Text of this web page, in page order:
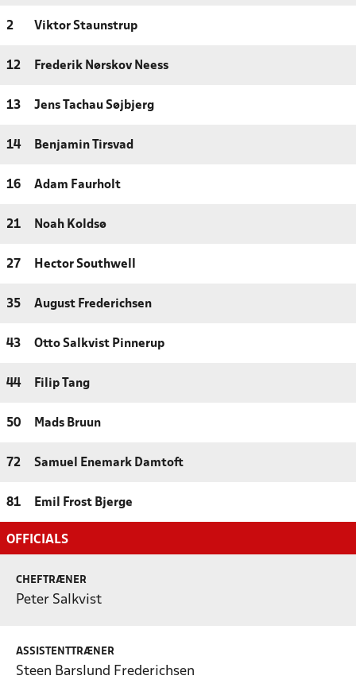
2 Viktor Staunstrup
12 Frederik Nørskov Neess
13 Jens Tachau Søjbjerg
14 Benjamin Tirsvad
16 Adam Faurholt
21 Noah Koldsø
27 Hector Southwell
35 August Frederichsen
43 Otto Salkvist Pinnerup
44 Filip Tang
50 Mads Bruun
72 Samuel Enemark Damtoft
81 Emil Frost Bjerge
OFFICIALS
CHEFTRÆNER
Peter Salkvist
ASSISTENTTRÆNER
Steen Barslund Frederichsen